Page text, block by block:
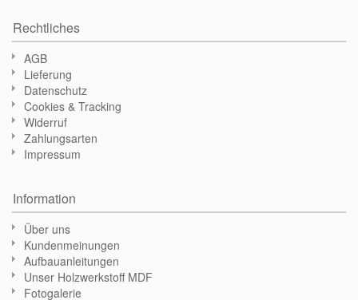
Rechtliches
AGB
Lieferung
Datenschutz
Cookies & Tracking
Widerruf
Zahlungsarten
Impressum
Information
Über uns
Kundenmeinungen
Aufbauanleitungen
Unser Holzwerkstoff MDF
Fotogalerie